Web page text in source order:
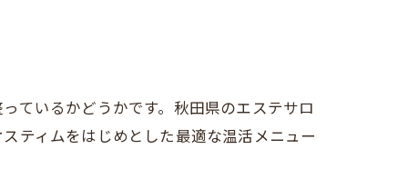
ているかどうかです。秋田県のエステサロ
ティムをはじめとした最適な温活メニュー